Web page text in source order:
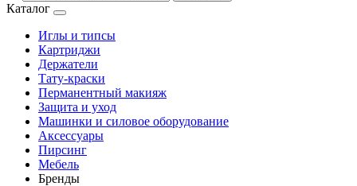
Каталог
Иглы и типсы
Картриджи
Держатели
Тату-краски
Перманентный макияж
Защита и уход
Машинки и силовое оборудование
Аксессуары
Пирсинг
Мебель
Бренды